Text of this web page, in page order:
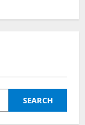
SEARCH